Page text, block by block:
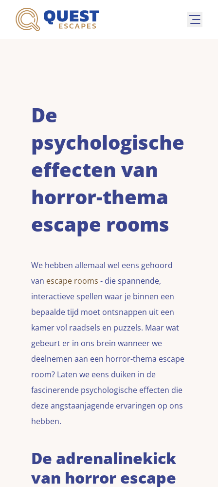
De
psychologische
effecten van
horror-thema
escape rooms
We hebben allemaal wel eens gehoord
van escape rooms - die spannende,
interactieve spellen waar je binnen een
bepaalde tijd moet ontsnappen uit een
kamer vol raadsels en puzzels. Maar wat
gebeurt er in ons brein wanneer we
deelnemen aan een horror-thema escape
room? Laten we eens duiken in de
fascinerende psychologische effecten die
deze angstaanjagende ervaringen op ons
hebben.
De adrenalinekick
van horror escape